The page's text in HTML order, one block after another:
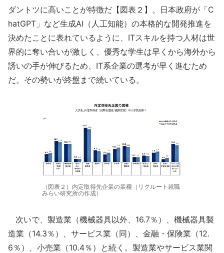
ダントツに高いことが特徴だ【図表２】。日本政府が「C
hatGPT」など生成AI（人工知能）の本格的な開発推進を
決めたことに表れているように、ITスキルを持つ人材は世
界的に奪い合いが激しく、優秀な学生は早くから海外から
誘いの手が伸びるため、IT系企業の選考が早く進むため
だ。その勢いが終盤まで続いている。
（図表２）内定取得先企業の業種（リクルート就職
みらい研究所の作成）
次いで、製造業（機械器具以外、16.7％）、機械器具製
造業（14.3％）、サービス業（同）、金融・保険業（12.
6％）、小売業（10.4％）と続く。製造業やサービス業関